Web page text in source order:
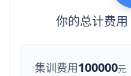
你的总计费用
集训费用100000元